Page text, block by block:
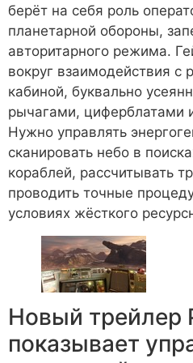
берёт на себя роль
планетарной обороны,
авторитарного режима.
вокруг взаимодействия с
кабиной, буквально
рычагами, циферблатами
Нужно управлять
сканировать небо в
кораблей, рассчитывать
проводить точные
условиях жёсткого
Новый трейлер
показывает